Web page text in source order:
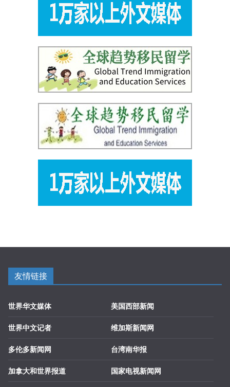
友情链接
世界华文媒体
世界中文记者
多伦多新闻网
加拿大和世界报道
美国西部新闻
维加斯新闻网
台湾南华报
国家电视新闻网